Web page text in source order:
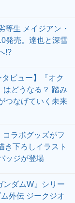
等生 メイジアン・
発売。達也と深雪
!?
タビュー】『オク
はどうなる？ 踏み
つなげていく未来
コラボグッズがフ
き下ろしイラスト
ッジが登場
ンダムW』シリー
外伝 ジークジオ